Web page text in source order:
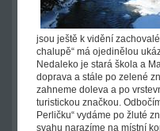
jsou ještě k vidění
chalupě“ má ojedinělou
Nedaleko je stará škola a
doprava a stále po zelené
zahneme doleva a po
turistickou značkou.
Perličku“ vydáme po žluté
svahu narazíme na místní